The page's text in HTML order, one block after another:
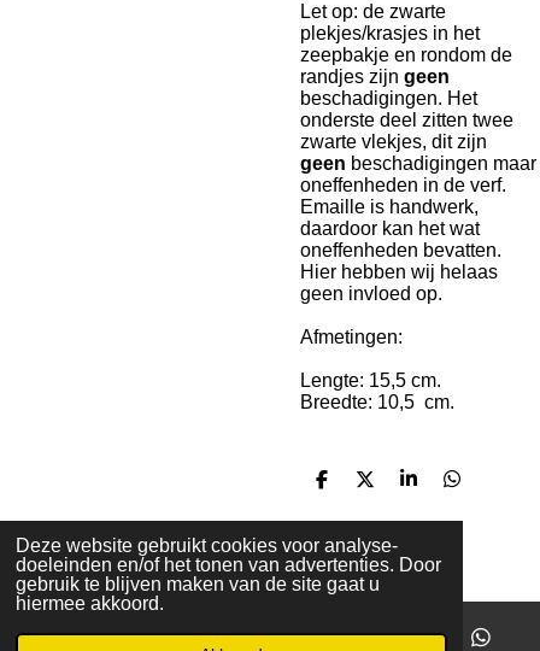
Deze website gebruikt cookies voor analyse-
doeleinden en/of het tonen van advertenties. Door
gebruik te blijven maken van de site gaat u
hiermee akkoord.
Let op: de zwarte
plekjes/krasjes in het
zeepbakje en rondom de
randjes zijn geen
beschadigingen. Het
onderste deel zitten twee
zwarte vlekjes, dit zijn
geen beschadigingen maar
oneffenheden in de verf.
Emaille is handwerk,
daardoor kan het wat
oneffenheden bevatten.
Hier hebben wij helaas
geen invloed op.
Afmetingen:
Lengte: 15,5 cm.
Breedte: 10,5 cm.
D
l
e
n
D
e
l
S
a
e
D
l
© 2020 - 2026 Michelle's
Powered byJouwWeb